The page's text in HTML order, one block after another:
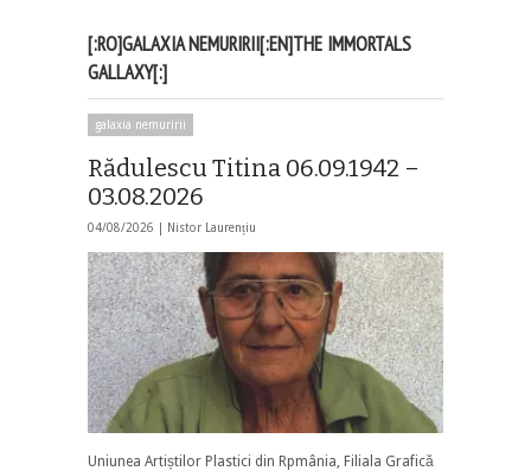
[:RO]GALAXIA NEMURIRII[:EN]THE IMMORTALS
GALLAXY[:]
galaxia nemuririi
Rădulescu Titina 06.09.1942 –
03.08.2026
04/08/2026 | Nistor Laurențiu
Uniunea Artiștilor Plastici din Rpmânia, Filiala Grafică